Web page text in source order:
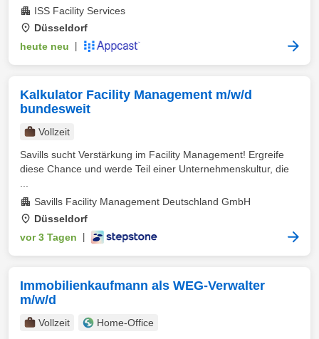
ISS Facility Services
Düsseldorf
heute neu
Kalkulator Facility Management m/w/d
bundesweit
Vollzeit
Savills sucht Verstärkung im Facility Management! Ergreife
diese Chance und werde Teil einer Unternehmenskultur, die
Savills Facility Management Deutschland GmbH
Düsseldorf
vor 3 Tagen
Immobilienkaufmann als WEG-Verwalter
m/w/d
Vollzeit
Home-Office